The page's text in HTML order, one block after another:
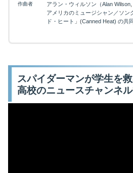
作曲者
アラン・ウィルソン（Alan Wilson,
アメリカのミュージシャン／ソン
ド・ヒート」(Canned Heat) の共
スパイダーマンが学生を
高校のニュースチャンネ